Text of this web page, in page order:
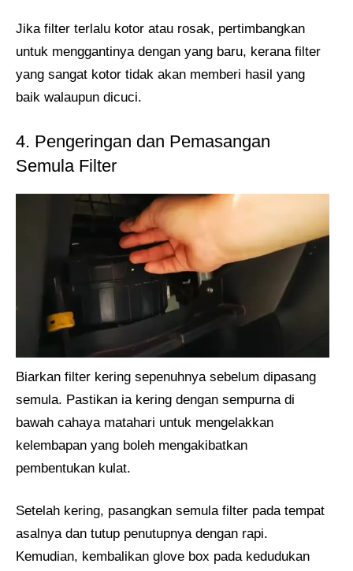
Jika filter terlalu kotor atau rosak, pertimbangkan
untuk menggantinya dengan yang baru, kerana filter
yang sangat kotor tidak akan memberi hasil yang
baik walaupun dicuci.
4. Pengeringan dan Pemasangan
Semula Filter
Biarkan filter kering sepenuhnya sebelum dipasang
semula. Pastikan ia kering dengan sempurna di
bawah cahaya matahari untuk mengelakkan
kelembapan yang boleh mengakibatkan
pembentukan kulat.
Setelah kering, pasangkan semula filter pada tempat
asalnya dan tutup penutupnya dengan rapi.
Kemudian, kembalikan glove box pada kedudukan